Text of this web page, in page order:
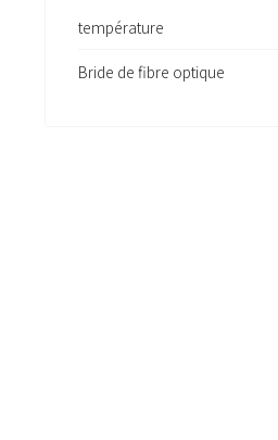
température
Bride de fibre optique